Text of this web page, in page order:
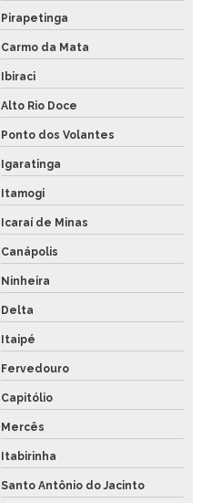
Pirapetinga
Carmo da Mata
Ibiraci
Alto Rio Doce
Ponto dos Volantes
Igaratinga
Itamogi
Icaraí de Minas
Canápolis
Ninheira
Delta
Itaipé
Fervedouro
Capitólio
Mercês
Itabirinha
Santo Antônio do Jacinto